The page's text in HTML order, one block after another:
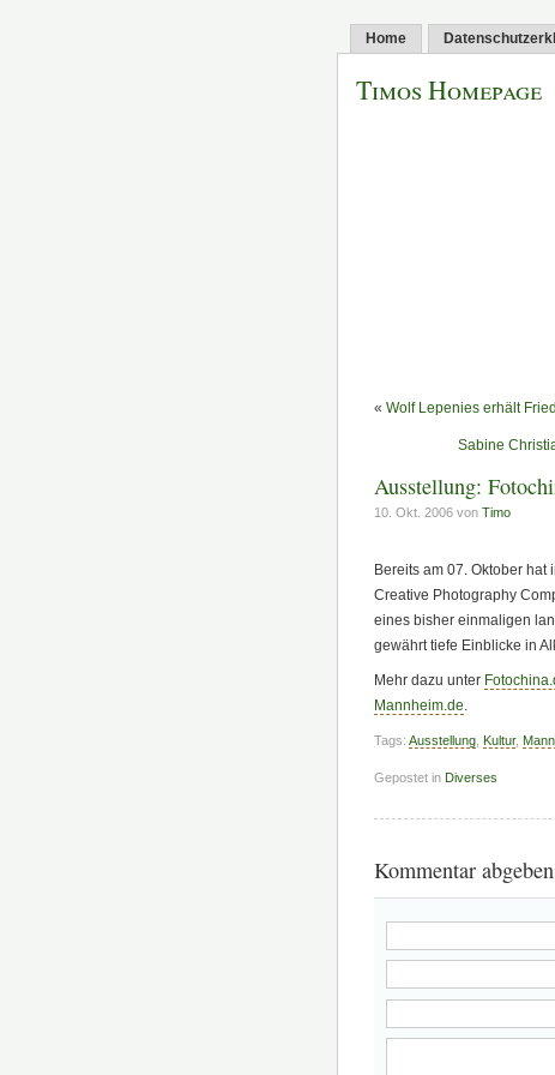
Home
Timos Homepage
« Wolf Lepenies erhält
Sabine
Ausstellung:
10. Okt. 2006 von Timo
Bereits am 07. Oktober hat
Creative Photography
eines bisher einmaligen
gewährt tiefe Einblicke in
Mehr dazu unter
Mannheim.de.
Tags: Ausstellung Kultur,
Gepostet in Diverses
Kommentar abgeben